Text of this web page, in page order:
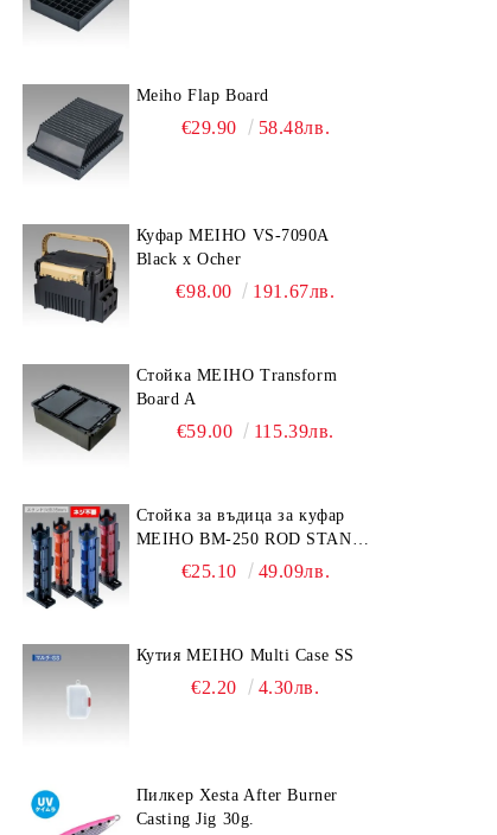
Meiho Flap Board
€29.90 58.48лв.
Куфар MEIHO VS-7090A
Black x Ocher
€98.00 191.67лв.
Стойка MEIHO Transform
Board A
€59.00 115.39лв.
Стойка за въдица за куфар
MEIHO BM-250 ROD STAND
-Light Blue/Black color
€25.10 49.09лв.
Кутия MEIHO Multi Case SS
€2.20 4.30лв.
Пилкер Xesta After Burner
Casting Jig 30g.